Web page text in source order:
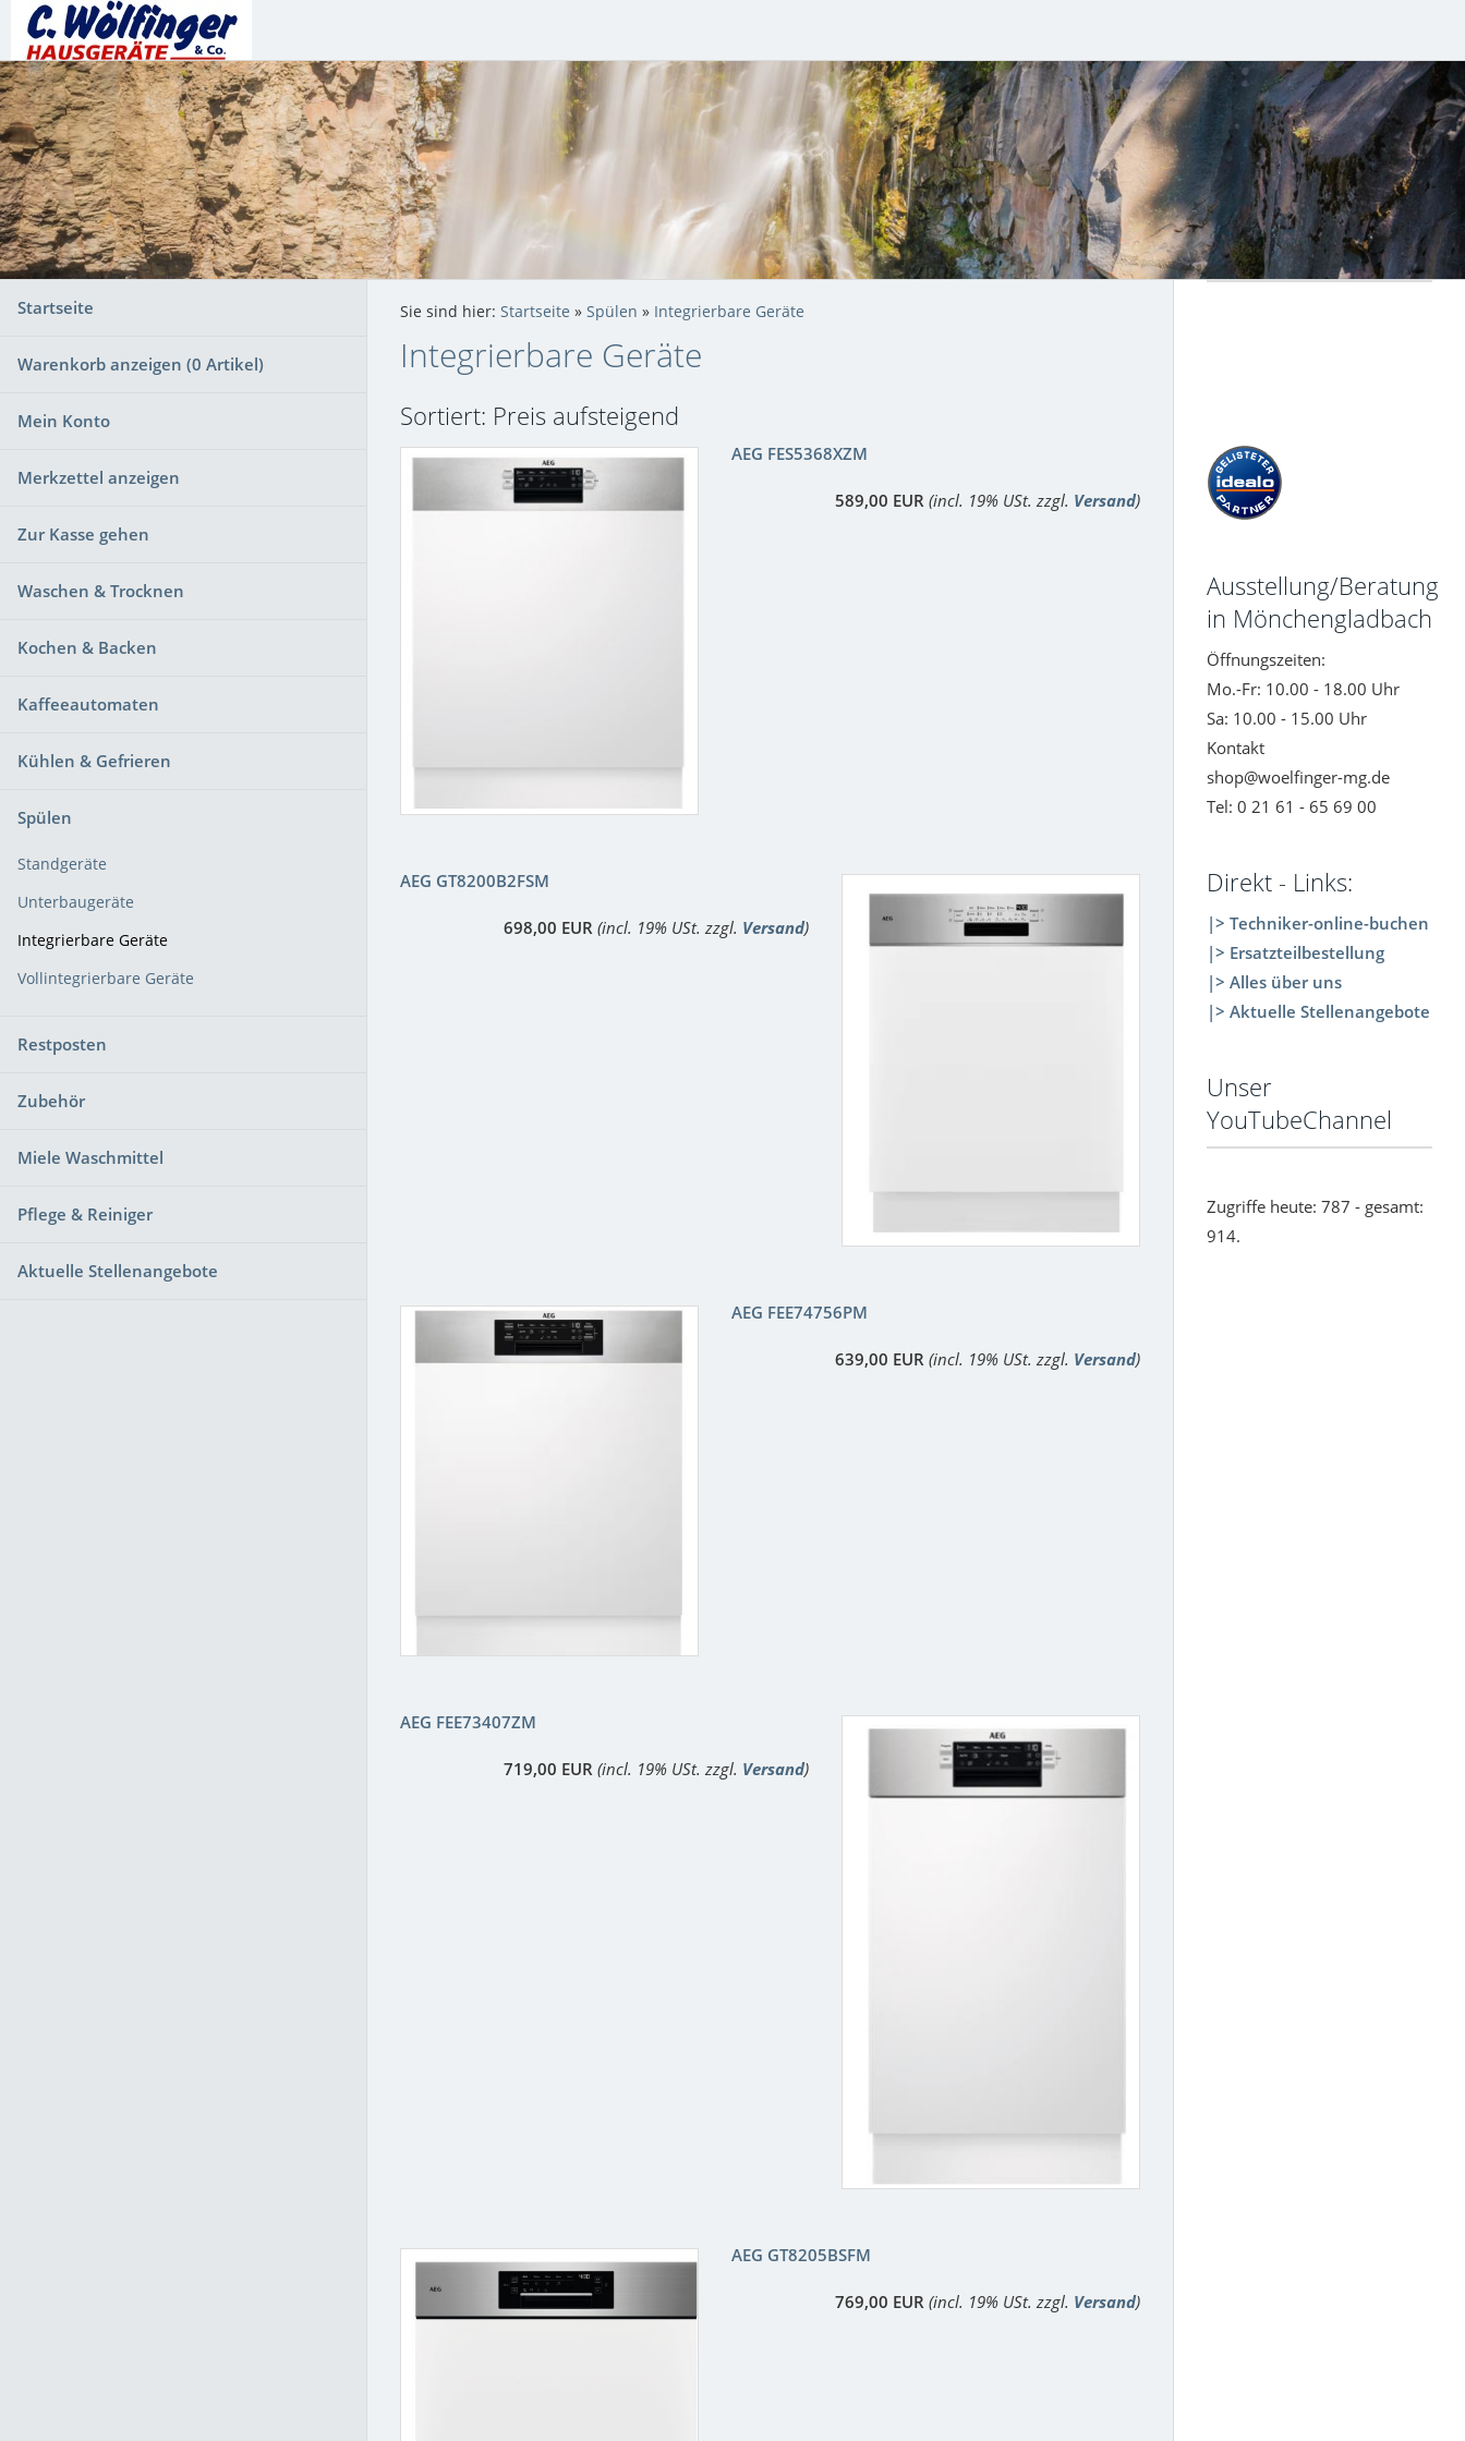
Startseite
Warenkorb anzeigen (0 Artikel)
Mein Konto
Merkzettel anzeigen
Zur Kasse gehen
Waschen & Trocknen
Kochen & Backen
Kaffeeautomaten
Kühlen & Gefrieren
Spülen
Standgeräte
Unterbaugeräte
Integrierbare Geräte
Vollintegrierbare Geräte
Restposten
Zubehör
Miele Waschmittel
Pflege & Reiniger
Aktuelle Stellenangebote
Sie sind hier: Startseite » Spülen » Integrierbare Geräte
Integrierbare Geräte
Sortiert: Preis aufsteigend
AEG FES5368XZM
589,00 EUR (incl. 19% USt. zzgl. Versand)
AEG GT8200B2FSM
698,00 EUR (incl. 19% USt. zzgl. Versand)
AEG FEE74756PM
639,00 EUR (incl. 19% USt. zzgl. Versand)
AEG FEE73407ZM
719,00 EUR (incl. 19% USt. zzgl. Versand)
AEG GT8205BSFM
769,00 EUR (incl. 19% USt. zzgl. Versand)
Ausstellung/Beratung
in Mönchengladbach
Öffnungszeiten:
Mo.-Fr: 10.00 - 18.00 Uhr
Sa: 10.00 - 15.00 Uhr
Kontakt
shop@woelfinger-mg.de
Tel: 0 21 61 - 65 69 00
Direkt - Links:
|> Techniker-online-buchen
|> Ersatzteilbestellung
|> Alles über uns
|> Aktuelle Stellenangebote
Unser
YouTubeChannel
Zugriffe heute: 787 - gesamt:
914.